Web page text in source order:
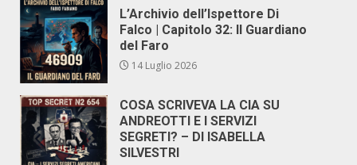
L’Archivio dell’Ispettore Di
Falco | Capitolo 32: Il Guardiano
del Faro
14 Luglio 2026
COSA SCRIVEVA LA CIA SU
ANDREOTTI E I SERVIZI
SEGRETI? – DI ISABELLA
SILVESTRI